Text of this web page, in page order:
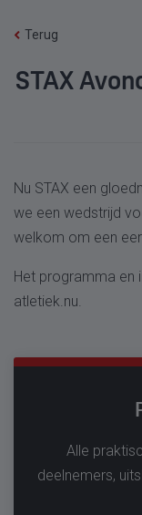
Terug
STAX
Nu STAX een
we een wedstrijd
welkom om een
Het programma en
atletiek.nu.
Alle
deelnemers,